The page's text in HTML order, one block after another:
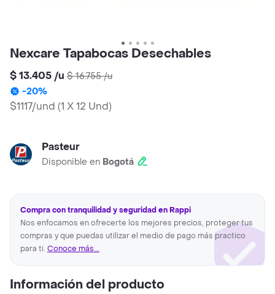
Nexcare Tapabocas Desechables
$ 13.405 /u $ 16.755/u
-20%
$1117/und (1 X 12 Und)
Pasteur
Disponible en Bogotá
Compra con tranquilidad y seguridad en Rappi
Nos enfocamos en ofrecerte los mejores precios, proteger tus
compras y que puedas utilizar el medio de pago más practico
para ti. Conoce más...
Información del producto